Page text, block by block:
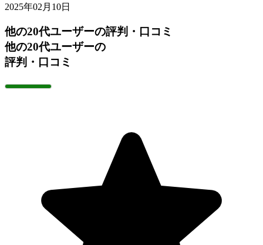
2025年02月10日
他の20代ユーザーの評判・口コミ
他の20代ユーザーの
評判・口コミ